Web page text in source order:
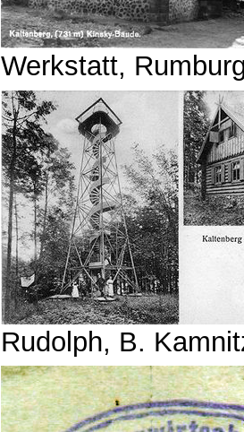
Werkstatt,
Rudolph, B.